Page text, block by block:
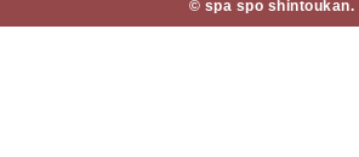
© spa spo shintoukan.